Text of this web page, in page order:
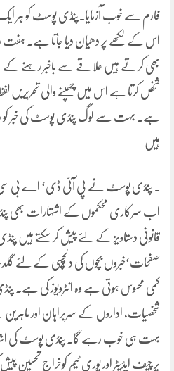
فارم سے خوب آزمایا۔پنڈی پوسٹ کو ہر ایک
اس کے لکھے پر دھیان دیا جاتا ہے۔ ہفت
بھی کرتے ہیں علاقے سے باخبر رہنے کے
شخص کرتا ہے اس میں چھپنے والی تحریریں لفظ
ہے۔ بہت سے لوگ پنڈی پوسٹ کی خبر کو
ہیں
۔ پنڈی پوسٹ نے پی آئی ڈی‘ اے بی سی
اب سرکاری محکموں کے اشتہارات بھی
قانونی دستاویز کے لئے پیش کر سکتے ہیں
صفحات‘خبروں بچوں کی دلچسپی کے لئے
کمی محسوس ہوتی ہے وہ انٹرویوز کی
شخصیات، اداروں کے سربراہان اور ماہرین
پر چیف ایڈیٹر اور پوری ٹیم کوخراج تحسین